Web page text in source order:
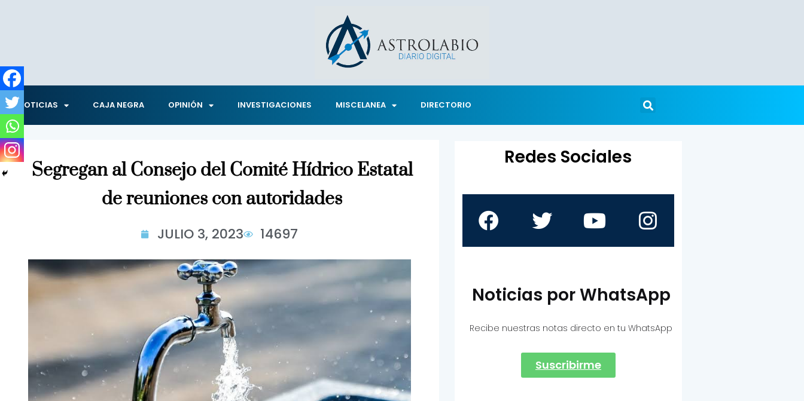
NOTICIAS CAJA NEGRA OPINIÓN INVESTIGACIONES MISCELANEA DIRECTORIO
Segregan al Consejo del Comité Hídrico Estatal
de reuniones con autoridades
JULIO 3, 2023 14697
Redes Sociales
Noticias por WhatsApp
Recibe nuestras notas directo en tu WhatsApp
Suscribirme